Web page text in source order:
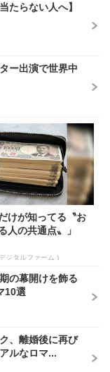
たらない人へ】
ー出演で世界中
けが知ってる〝お
人の共通点〟」
ジタルファーム )
の幕開けを飾る
10選
、離婚後に再び
ルなロマ...